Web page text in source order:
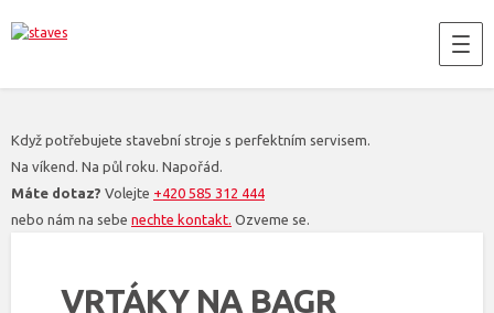
Když potřebujete stavební stroje s perfektním servisem.
Na víkend. Na půl roku. Napořád.
Máte dotaz? Volejte +420 585 312 444
nebo nám na sebe nechte kontakt. Ozveme se.
VRTÁKY NA BAGR